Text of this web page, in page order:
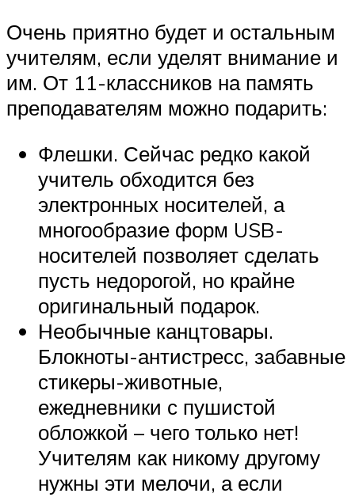
Очень приятно будет и остальным
учителям, если уделят внимание и
им. От 11-классников на память
преподавателям можно подарить:
Флешки. Сейчас редко какой
учитель обходится без
электронных носителей, а
многообразие форм USB-
носителей позволяет сделать
пусть недорогой, но крайне
оригинальный подарок.
Необычные канцтовары.
Блокноты-антистресс, забавные
стикеры-животные,
ежедневники с пушистой
обложкой – чего только нет!
Учителям как никому другому
нужны эти мелочи, а если